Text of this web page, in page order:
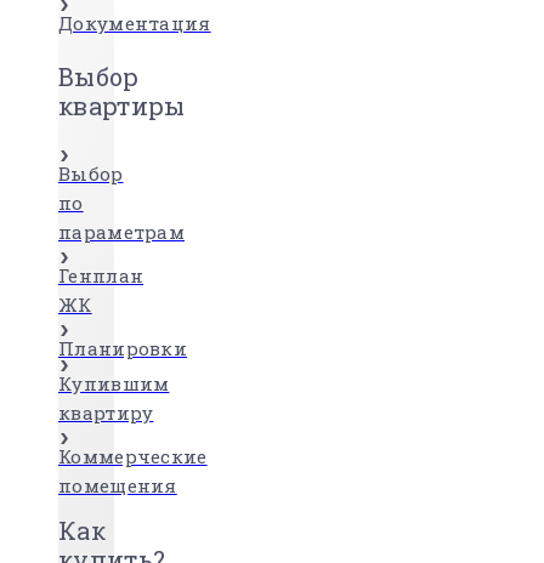
Документация
Выбор
квартиры
Выбор
по
параметрам
Генплан
ЖК
Планировки
Купившим
квартиру
Коммерческие
помещения
Как